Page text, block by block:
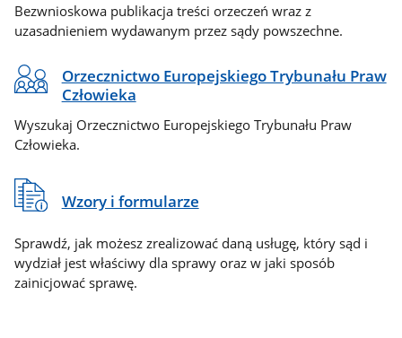
Bezwnioskowa publikacja treści orzeczeń wraz z
uzasadnieniem wydawanym przez sądy powszechne.
Orzecznictwo Europejskiego Trybunału Praw
Człowieka
Wyszukaj Orzecznictwo Europejskiego Trybunału Praw
Człowieka.
Wzory i formularze
Sprawdź, jak możesz zrealizować daną usługę, który sąd i
wydział jest właściwy dla sprawy oraz w jaki sposób
zainicjować sprawę.